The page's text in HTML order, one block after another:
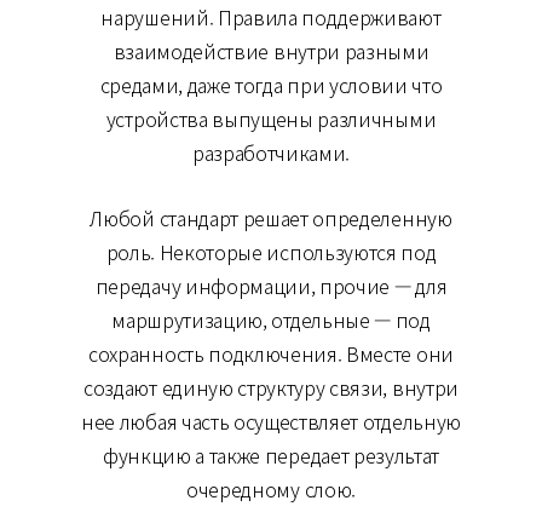
нарушений. Правила поддерживают
взаимодействие внутри разными
средами, даже тогда при условии что
устройства выпущены различными
разработчиками.
Любой стандарт решает определенную
роль. Некоторые используются под
передачу информации, прочие — для
маршрутизацию, отдельные — под
сохранность подключения. Вместе они
создают единую структуру связи, внутри
нее любая часть осуществляет отдельную
функцию а также передает результат
очередному слою.